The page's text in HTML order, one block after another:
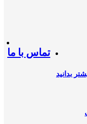
بدانید
تماس با ما